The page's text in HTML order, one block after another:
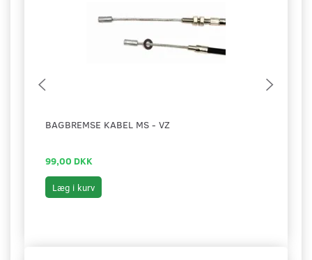
BAGBREMSE KABEL MS - VZ
99,00 DKK
Læg i kurv